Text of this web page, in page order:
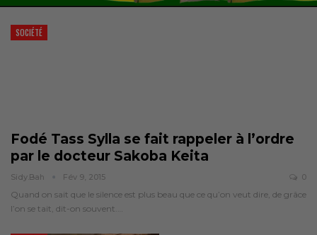
SOCIÉTÉ
Fodé Tass Sylla se fait rappeler à l’ordre
par le docteur Sakoba Keita
Sidy.bah Fév 9, 2015 0
Quand on sait que le silence est plus beau que ce qu’on veut dire, de grâce
l’on se tait, dit-on souvent.…